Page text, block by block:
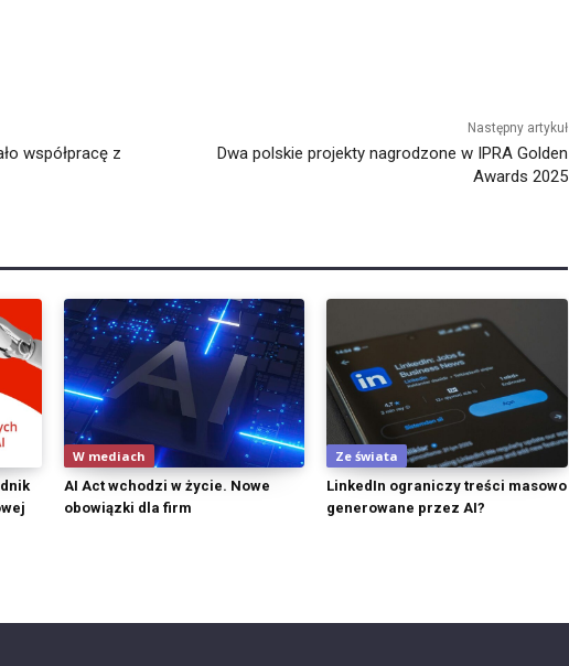
współpracę z
Następny artykuł
Dwa polskie projekty nagrodzone w IPRA Golden
Awards 2025
W mediach
AI Act wchodzi w życie. Nowe
obowiązki dla firm
Ze świata
LinkedIn ograniczy treści masowo
generowane przez AI?